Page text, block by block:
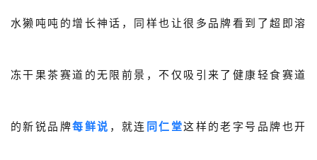
水獭吨吨的增长神话，同样也让很多品牌看到了超即溶
冻干果茶赛道的无限前景，不仅吸引来了健康轻食赛道
的新锐品牌每鲜说 ，就连 同仁堂这样的老字号品牌也开